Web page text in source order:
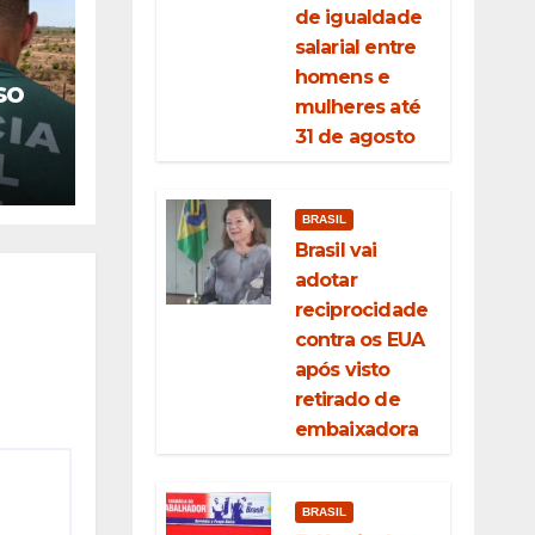
de igualdade
salarial entre
homens e
mulheres até
31 de agosto
BRASIL
Brasil vai
adotar
reciprocidade
contra os EUA
após visto
retirado de
embaixadora
BRASIL